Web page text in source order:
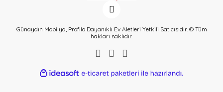
Günaydın Mobilya, Profilo Dayanıklı Ev Aletleri Yetkili Satıcısıdır. © Tüm
hakları saklıdır.
ideasoft
e-